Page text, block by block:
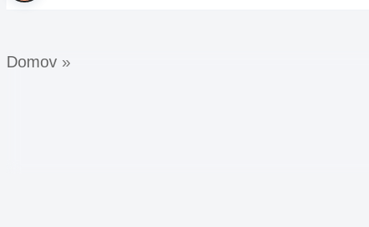
Domov »